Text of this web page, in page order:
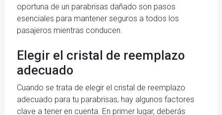
oportuna de un parabrisas dañado son pasos
esenciales para mantener seguros a todos los
pasajeros mientras conducen.
Elegir el cristal de reemplazo
adecuado
Cuando se trata de elegir el cristal de reemplazo
adecuado para tu parabrisas, hay algunos factores
clave a tener en cuenta. En primer lugar, deberás